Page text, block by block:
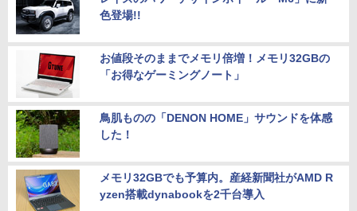
色登場!!
お値段そのままでメモリ倍増！メモリ32GBの
「お得なゲーミングノート」
鳥肌ものの「DENON HOME」サウンドを体感
した！
メモリ32GBでも予算内。産経新聞社がAMD R
yzen搭載dynabookを2千台導入